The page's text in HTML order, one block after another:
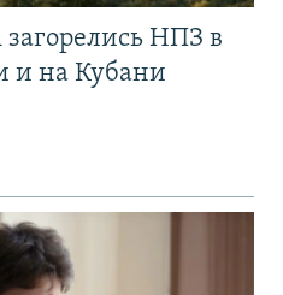
НПЗ в
и на Кубани